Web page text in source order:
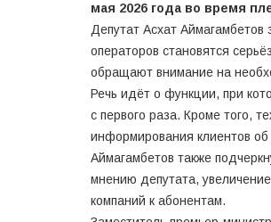
мая 2026 года во время
Депутат Асхат Аймагамбетов
операторов становятся
обращают внимание на
Речь идёт о функции, при
с первого раза. Кроме того,
информирования клиентов об
Аймагамбетов также
мнению депутата,
компаний к абонентам.